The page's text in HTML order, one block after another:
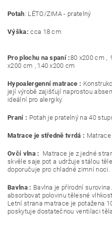
Potah: LÉTO/ZIMA - pratelný
Výška: cca 18 cm
Pro plochu na spaní :80 x200 cm ,
x200 cm , 140 x200 cm
Hypoalergenní matrace :
její výrobě zajišťují naprostou
ideální pro alergiky.
Praní : Potah je pratelný na 40
Matrace je středně tvrdá :
Ovčí vlna : Matrace je z jedné
skvěle saje pot a udržuje stálou
doporučuje pro chladné zimní noci.
Bavlna : Bavlna je přírodní
absorbovat polovinu tělesné
Letní strana matrace je potažena
poskytuje dostatečnou ventilaci